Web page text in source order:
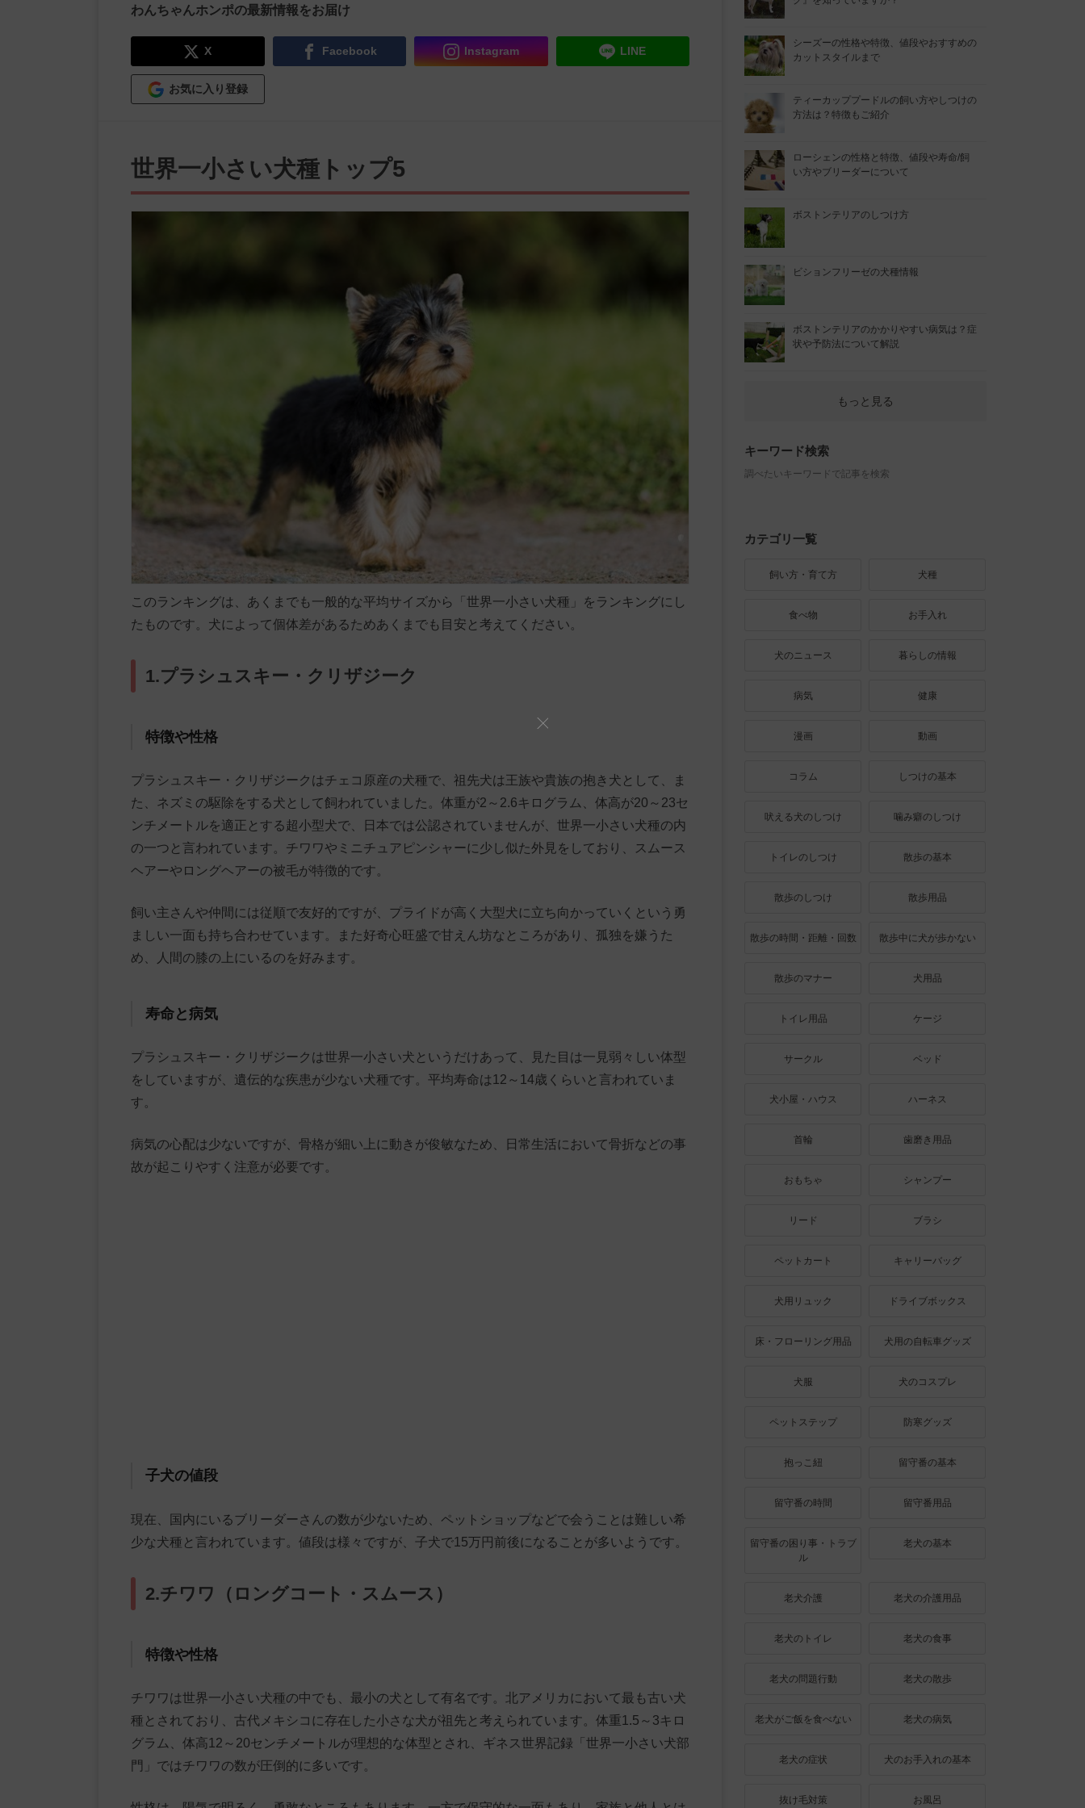
わんちゃんホンポの最新情報をお届け
X Facebook Instagram LINE
お気に入り登録
世界一小さい犬種トップ5
このランキングは、あくまでも一般的な平均サイズから「世界一小さい犬種」をランキングにし
たものです。犬によって個体差があるためあくまでも目安と考えてください。
1.プラシュスキー・クリザジーク
特徴や性格
プラシュスキー・クリザジークはチェコ原産の犬種で、祖先犬は王族や貴族の抱き犬として、ま
た、ネズミの駆除をする犬として飼われていました。体重が2～2.6キログラム、体高が20～23セ
ンチメートルを適正とする超小型犬で、日本では公認されていませんが、世界一小さい犬種の内
の一つと言われています。チワワやミニチュアピンシャーに少し似た外見をしており、スムース
ヘアーやロングヘアーの被毛が特徴的です。
飼い主さんや仲間には従順で友好的ですが、プライドが高く大型犬に立ち向かっていくという勇
ましい一面も持ち合わせています。また好奇心旺盛で甘えん坊なところがあり、孤独を嫌うた
め、人間の膝の上にいるのを好みます。
寿命と病気
プラシュスキー・クリザジークは世界一小さい犬というだけあって、見た目は一見弱々しい体型
をしていますが、遺伝的な疾患が少ない犬種です。平均寿命は12～14歳くらいと言われていま
す。
病気の心配は少ないですが、骨格が細い上に動きが俊敏なため、日常生活において骨折などの事
故が起こりやすく注意が必要です。
子犬の値段
現在、国内にいるブリーダーさんの数が少ないため、ペットショップなどで会うことは難しい希
少な犬種と言われています。値段は様々ですが、子犬で15万円前後になることが多いようです。
2.チワワ（ロングコート・スムース）
特徴や性格
チワワは世界一小さい犬種の中でも、最小の犬として有名です。北アメリカにおいて最も古い犬
種とされており、古代メキシコに存在した小さな犬が祖先と考えられています。体重1.5～3キロ
グラム、体高12～20センチメートルが理想的な体型とされ、ギネス世界記録「世界一小さい犬部
門」ではチワワの数が圧倒的に多いです。
シーズーの性格や特徴、値段やおすすめの
カットスタイルまで
ティーカッププードルの飼い方やしつけの
方法は？特徴もご紹介
ローシェンの性格と特徴、値段や寿命/飼
い方やブリーダーについて
ボストンテリアのしつけ方
ビションフリーゼの犬種情報
ボストンテリアのかかりやすい病気は？症
状や予防法について解説
もっと見る
キーワード検索
調べたいキーワードで記事を検索
カテゴリ一覧
飼い方・育て方 犬種
食べ物 お手入れ
犬のニュース 暮らしの情報
病気 健康
漫画 動画
コラム しつけの基本
吠える犬のしつけ 噛み癖のしつけ
トイレのしつけ 散歩の基本
散歩のしつけ 散歩用品
散歩の時間・距離・回数 散歩中に犬が歩かない
散歩のマナー 犬用品
トイレ用品 ケージ
サークル ベッド
犬小屋・ハウス ハーネス
首輪 歯磨き用品
おもちゃ シャンプー
リード ブラシ
ペットカート キャリーバッグ
犬用リュック ドライブボックス
床・フローリング用品 犬用の自転車グッズ
犬服 犬のコスプレ
ペットステップ 防寒グッズ
抱っこ紐 留守番の基本
留守番の時間 留守番用品
留守番の困り事・トラブ
ル
老犬の基本
老犬介護 老犬の介護用品
老犬のトイレ 老犬の食事
老犬の問題行動 老犬の散歩
老犬がご飯を食べない 老犬の病気
老犬の症状 犬のお手入れの基本
抜け毛対策 お風呂